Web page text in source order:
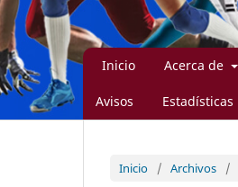
Inicio Acerca de
Avisos Estadísticas
Inicio / Archivos /